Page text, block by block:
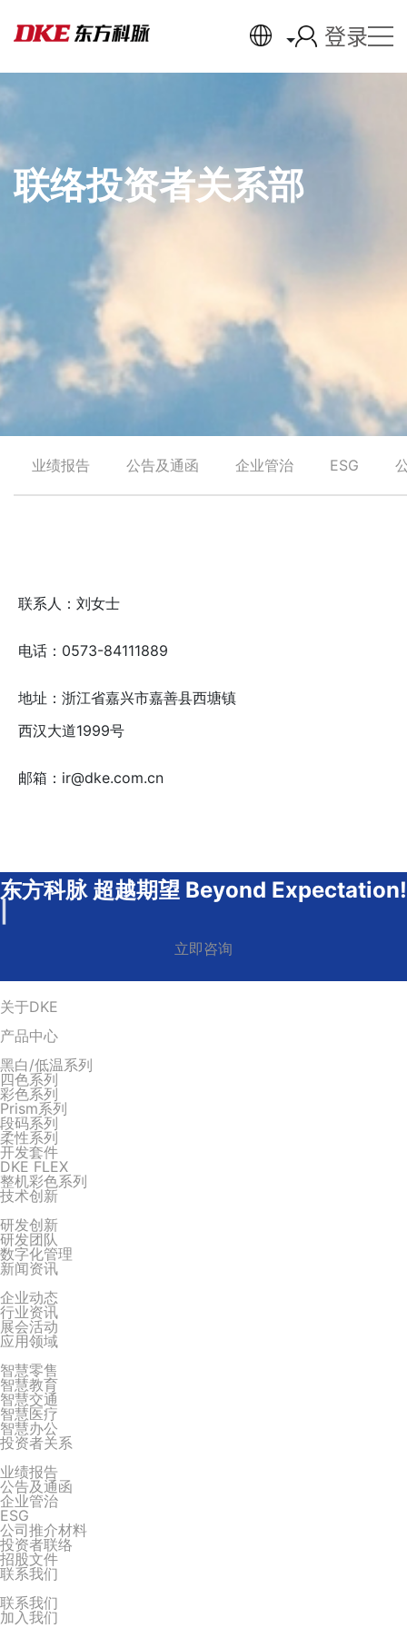
登录
联络投资者关系部
业绩报告 公告及通函 企业管治 ESG
联系人：刘女士
电话：0573-84111889
地址：浙江省嘉兴市嘉善县西塘镇
西汉大道1999号
邮箱：ir@dke.com.cn
东方科脉 超越期望 Beyond Expectation!
立即咨询
关于DKE
产品中心
黑白/低温系列
四色系列
彩色系列
Prism系列
段码系列
柔性系列
开发套件
DKE FLEX
整机彩色系列
技术创新
研发创新
研发团队
数字化管理
新闻资讯
企业动态
行业资讯
展会活动
应用领域
智慧零售
智慧教育
智慧交通
智慧医疗
智慧办公
投资者关系
业绩报告
公告及通函
企业管治
ESG
公司推介材料
投资者联络
招股文件
联系我们
联系我们
加入我们